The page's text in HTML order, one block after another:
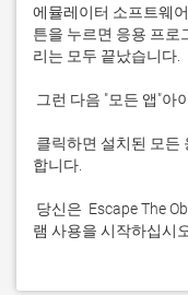
에뮬레이터 소프트웨
튼을 누르면 응용 프로
램 사용을 시작하십시